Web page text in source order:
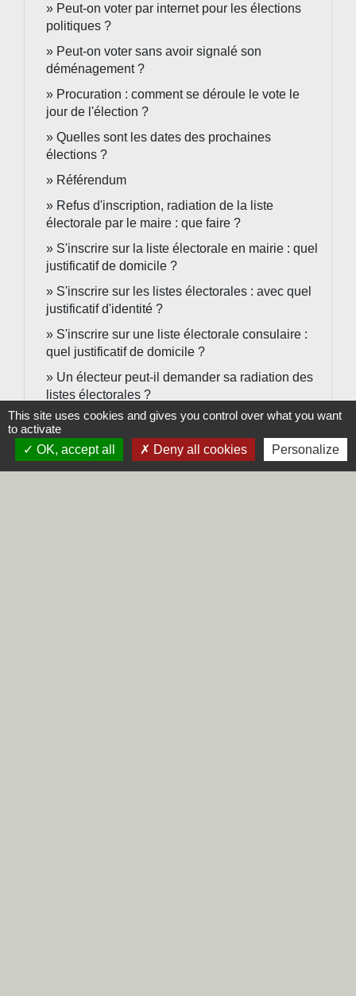
Peut-on voter par internet pour les élections
politiques ?
Peut-on voter sans avoir signalé son
déménagement ?
Procuration : comment se déroule le vote le
jour de l'élection ?
Quelles sont les dates des prochaines
élections ?
Référendum
Refus d'inscription, radiation de la liste
électorale par le maire : que faire ?
S'inscrire sur la liste électorale en mairie : quel
justificatif de domicile ?
S'inscrire sur les listes électorales : avec quel
justificatif d'identité ?
S'inscrire sur une liste électorale consulaire :
quel justificatif de domicile ?
Un électeur peut-il demander sa radiation des
listes électorales ?
Une personne détenue en prison a-t-elle le
droit de voter ?
Vote d'un Français installé à l'étranger
This site uses cookies and gives you control over what you want
to activate
OK, accept all
Deny all cookies Personalize